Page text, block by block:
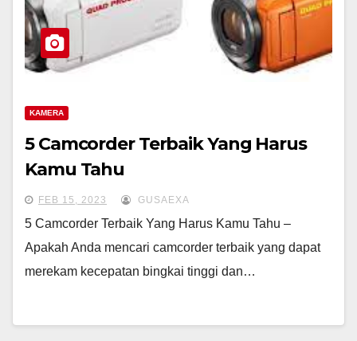
KAMERA
5 Camcorder Terbaik Yang Harus
Kamu Tahu
FEB 15, 2023 GUSAEXA
5 Camcorder Terbaik Yang Harus Kamu Tahu –
Apakah Anda mencari camcorder terbaik yang dapat
merekam kecepatan bingkai tinggi dan…